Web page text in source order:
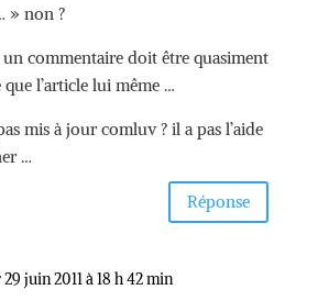
» non ?
commentaire doit être quasiment
que l’article lui même …
mis à jour comluv ? il a pas l’aide
…
Réponse
juin 2011 à 18 h 42 min